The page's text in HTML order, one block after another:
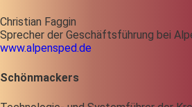
Christian Faggin
Sprecher der Geschäftsführung bei
www.alpensped.de
Schönmackers